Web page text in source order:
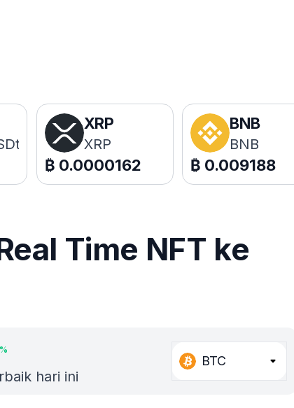
XRP
XRP
₿ 0.0000162
BNB
BNB
₿ 0.009188
Time NFT ke
hari ini
BTC